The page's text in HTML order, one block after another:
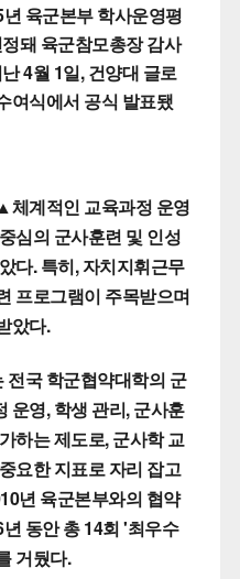
육군본부 학사운영평
돼 육군참모총장 감사
4월 1일, 건양대 글로
여식에서 공식 발표됐
체계적인 교육과정 운영
심의 군사훈련 및 인성
다. 특히, 자치지휘근무
프로그램이 주목받으며
았다.
국 학군협약대학의 군
운영, 학생 관리, 군사훈
하는 제도로, 군사학 교
요한 지표로 자리 잡고
년 육군본부와의 협약
동안 총 14회 '최우수
거뒀다.